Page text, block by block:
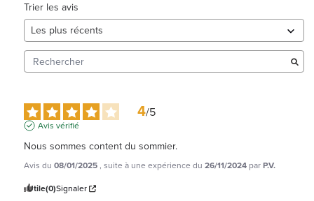
Trier les avis
4/5
Avis vérifié
Nous sommes content du sommier.
Avis du 08/01/2025, suite à une expérience du 26/11/2024 parP.V.
Utile(0)Signaler